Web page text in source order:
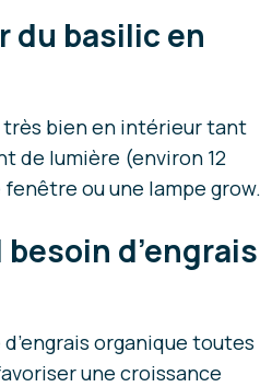
du basilic en
très bien en intérieur tant
de lumière (environ 12
ou une lampe grow.
d’engrais
organique toutes
une croissance